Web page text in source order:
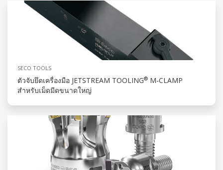
SECO TOOLS
ตัวจับยึดเครื่องมือ JETSTREAM TOOLING® M-CLAMP
สำหรับเม็ดมีดขนาดใหญ่